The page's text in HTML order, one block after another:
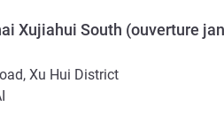
Xujiahui South (ouverture
Xu Hui District